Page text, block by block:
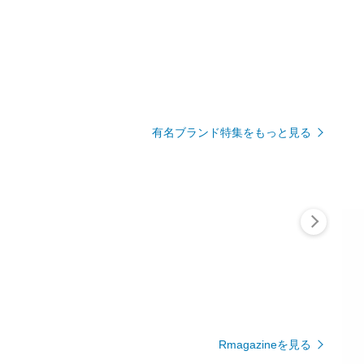
有名ブランド特集をもっと見る
Rmagazineを見る